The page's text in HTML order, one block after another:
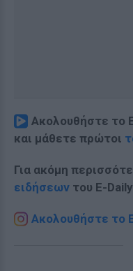
Ακολουθήστε το
και μάθετε πρώτοι
Για ακόμη
ειδήσεων του E-
Ακολουθήστε το